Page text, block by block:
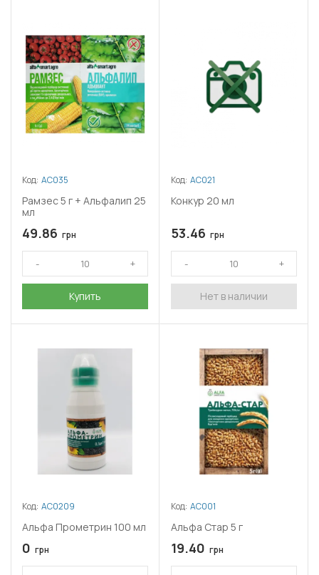
Код: АС035
Рамзес 5 г + Альфалип 25
мл
49.86 грн
Купить
Код: АС021
Конкур 20 мл
53.46 грн
Нет в наличии
Код: АС0209
Альфа Прометрин 100 мл
0 грн
Код: АС001
Альфа Стар 5 г
19.40 грн